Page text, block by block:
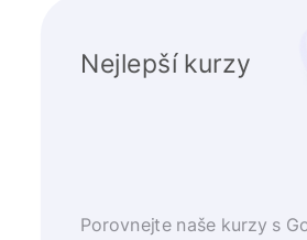
Nejlepší kurzy
Porovnejte naše kurzy s